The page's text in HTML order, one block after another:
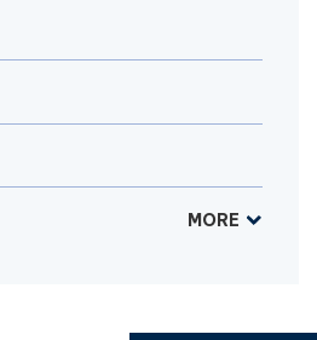
MORE